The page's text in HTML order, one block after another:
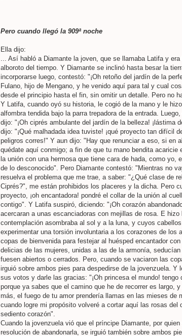
Pero cuando llegó la 909ª noche
Ella dijo:
... Así habló a Diamante la joven, que se llamaba Latifa y era
alboroto del tiempo. Y Diamante se inclinó hasta besar la
incorporarse luego, contestó: "¡Oh retoño del jardín de la
Fulano, hijo de Mengano, y he venido aquí para tal y cual
desde el principio hasta el fin, sin omitir un detalle. Pero no
Y Latifa, cuando oyó su historia, le cogió de la mano y le
alfombra tendida bajo la parra trepadora de la entrada.
dijo: "¡Oh ciprés ambulante del jardín de la belleza! ¡lástima
dijo: "¡Qué malhadada idea tuviste! ¡qué proyecto tan difícil
peligros corres!" Y aun dijo: "Hay que renunciar a eso, si en
quédate aquí conmigo; a fin de que tu mano bendita acaricie
la unión con una hermosa que tiene cara de hada, como yo,
de lo desconocido". Pero Diamante contestó: "Mientras no
resuelva el problema que me trae, a saber: "¿Qué clase de
Ciprés?", me están prohibidos los placeres y la dicha. Pero
proyecto, ¡oh encantadora! pondré el collar de la unión al
contigo". Y Latifa suspiró, diciendo: "¡Oh corazón
acercaran a unas escanciadoras con mejillas de rosa. E
contemplación asombraba al sol y a la luna, y cuyos
experimentar una torsión involuntaria a los corazones de los
copas de bienvenida para festejar al huésped encantador
delicias de las mujeres, unidas a las de la armonía,
fuesen abiertos o cerrados. Pero, cuando se vaciaron las
irguió sobre ambos pies para despedirse de la jovenzuela. Y
sus votos y darle las gracias: "¡Oh princesa el mundo! tengo
porque ya sabes que el camino que he de recorrer es largo,
más, el fuego de tu amor prendería llamas en las mieses de
cuando logre mi propósito volveré a cortar aquí las rosas del
sediento corazón".
Cuando la jovenzuela vió que el príncipe Diamante, por
resolución de abandonarla, se irguió también sobre ambos